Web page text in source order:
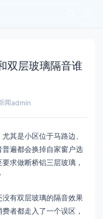
双层玻璃隔音谁
闻admin
其是小区位于马路边、
遍都会换掉自家窗户选
求做断桥铝三层玻璃，
有双层玻璃的隔音效果
者都走入了一个误区，